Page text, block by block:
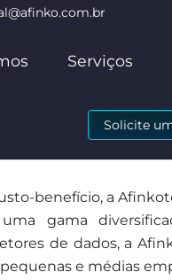
Serviços
Solicite
benefício, a
gama
de dados, a
e médias